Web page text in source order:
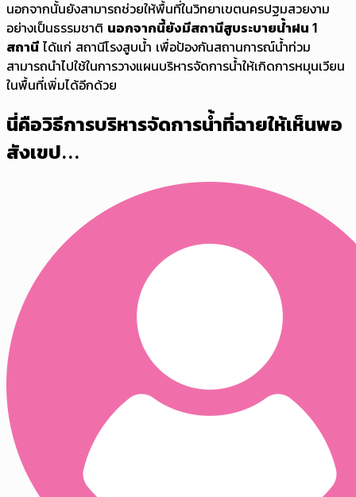
นอกจากนั้นยังสามารถช่วยให้พื้นที่ในวิทยาเขตนครปฐมสวยงาม
อย่างเป็นธรรมชาติ นอกจากนี้ยังมีสถานีสูบระบายน้ำฝน 1
สถานี ได้แก่ สถานีโรงสูบน้ำ เพื่อป้องกันสถานการณ์น้ำท่วม
สามารถนำไปใช้ในการวางแผนบริหารจัดการน้ำให้เกิดการหมุนเวียน
ในพื้นที่เพิ่มได้อีกด้วย
นี่คือวิธีการบริหารจัดการน้ำที่ฉายให้เห็นพอ
สังเขป...